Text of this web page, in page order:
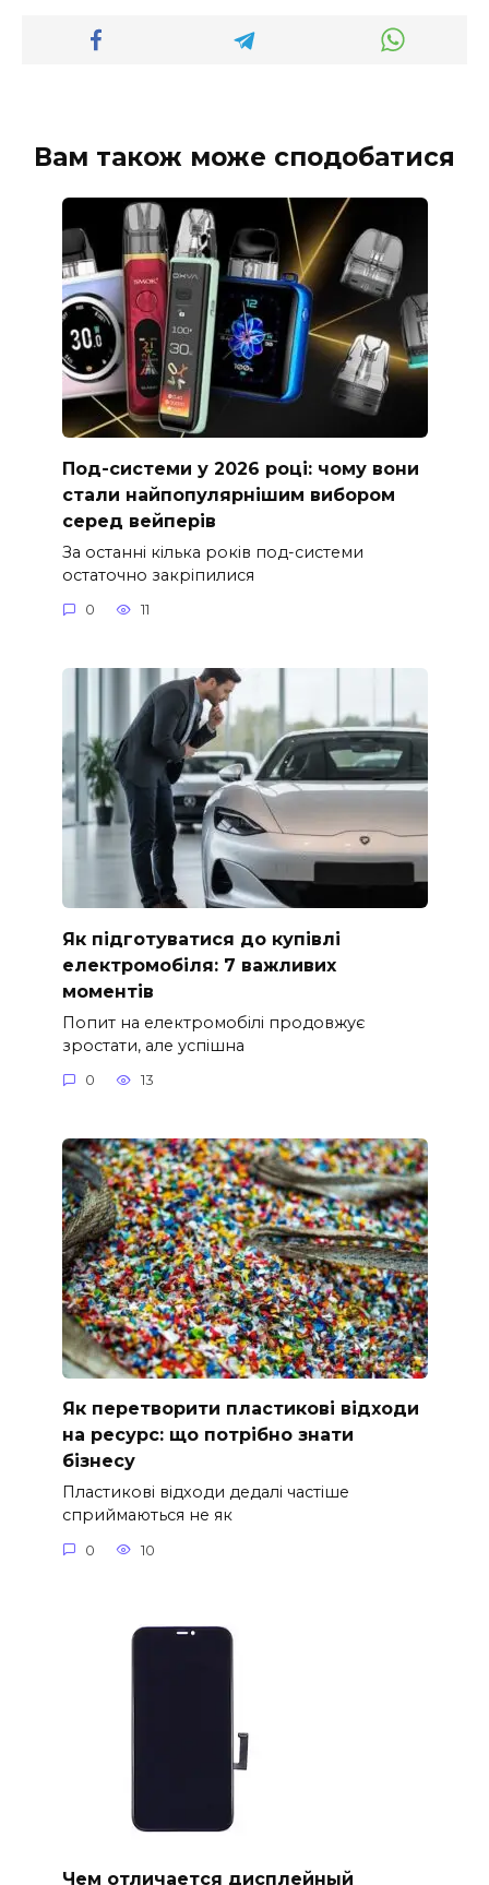
Вам також може сподобатися
Под-системи у 2026 році: чому вони
стали найпопулярнішим вибором
серед вейперів
За останні кілька років под-системи
остаточно закріпилися
0 11
Як підготуватися до купівлі
електромобіля: 7 важливих
моментів
Попит на електромобілі продовжує
зростати, але успішна
0 13
Як перетворити пластикові відходи
на ресурс: що потрібно знати
бізнесу
Пластикові відходи дедалі частіше
сприймаються не як
0 10
Чем отличается дисплейный